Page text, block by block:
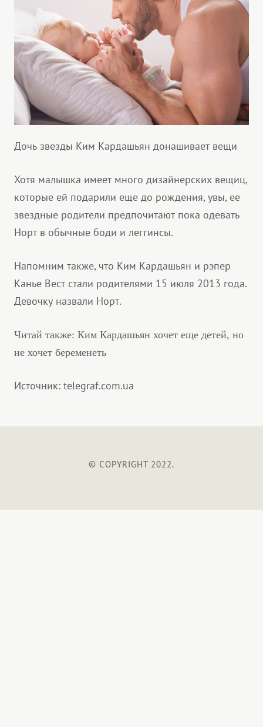
Дочь звезды Ким Кардашьян донашивает вещи
Хотя малышка имеет много дизайнерских вещиц,
которые ей подарили еще до рождения, увы, ее
звездные родители предпочитают пока одевать
Норт в обычные боди и леггинсы.
Напомним также, что Ким Кардашьян и рэпер
Канье Вест стали родителями 15 июля 2013 года.
Девочку назвали Норт.
Читай также: Ким Кардашьян хочет еще детей, но
не хочет беременеть
Источник: telegraf.com.ua
© COPYRIGHT 2022.